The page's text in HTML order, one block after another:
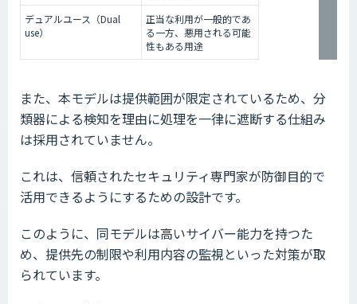
デュアルユース（Dual
use）
正当な利用が一般的であ
る一方、悪用される可能
性もある用途
また、本モデルは提供範囲が限定されているため、分
類器による検知を理由に処理を一律に遮断する仕組み
は採用されていません。
これは、信頼されたセキュリティ専門家が防御目的で
活用できるようにするための設計です。
このように、同モデルは高いサイバー能力を持つた
め、提供先の制限や利用内容の監視といった対策が取
られています。